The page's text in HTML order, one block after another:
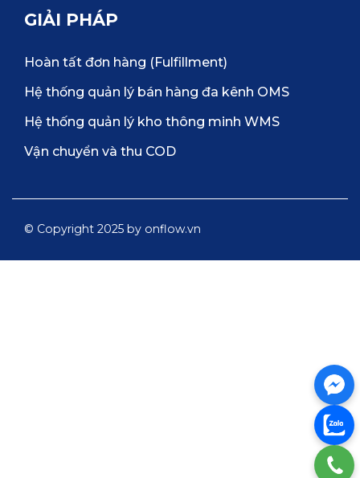
GIẢI PHÁP
Hoàn tất đơn hàng (Fulfillment)
Hệ thống quản lý bán hàng đa kênh OMS
Hệ thống quản lý kho thông minh WMS
Vận chuyển và thu COD
© Copyright 2025 by onflow.vn